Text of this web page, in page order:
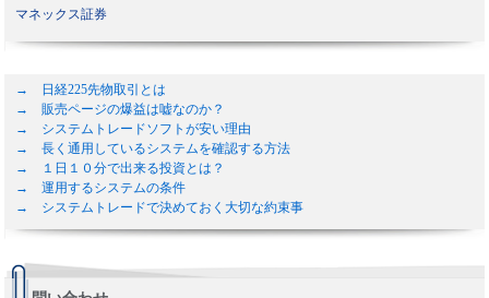
マネックス証券
→ 日経225先物取引とは
→ 販売ページの爆益は嘘なのか？
→ システムトレードソフトが安い理由
→ 長く通用しているシステムを確認する方法
→ １日１０分で出来る投資とは？
→ 運用するシステムの条件
→ システムトレードで決めておく大切な約束事